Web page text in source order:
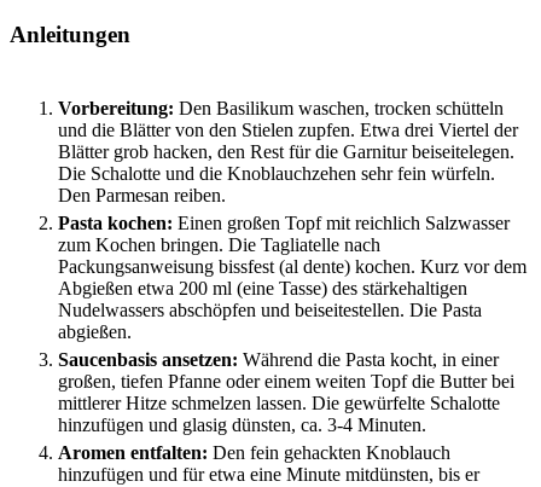
Anleitungen
Vorbereitung: Den Basilikum waschen, trocken schütteln
und die Blätter von den Stielen zupfen. Etwa drei Viertel der
Blätter grob hacken, den Rest für die Garnitur beiseitelegen.
Die Schalotte und die Knoblauchzehen sehr fein würfeln.
Den Parmesan reiben.
Pasta kochen: Einen großen Topf mit reichlich Salzwasser
zum Kochen bringen. Die Tagliatelle nach
Packungsanweisung bissfest (al dente) kochen. Kurz vor dem
Abgießen etwa 200 ml (eine Tasse) des stärkehaltigen
Nudelwassers abschöpfen und beiseitestellen. Die Pasta
abgießen.
Saucenbasis ansetzen: Während die Pasta kocht, in einer
großen, tiefen Pfanne oder einem weiten Topf die Butter bei
mittlerer Hitze schmelzen lassen. Die gewürfelte Schalotte
hinzufügen und glasig dünsten, ca. 3-4 Minuten.
Aromen entfalten: Den fein gehackten Knoblauch
hinzufügen und für etwa eine Minute mitdünsten, bis er